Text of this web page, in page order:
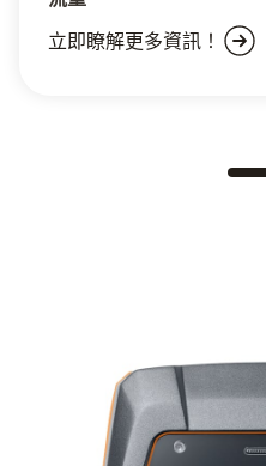
立即瞭解更多資訊！